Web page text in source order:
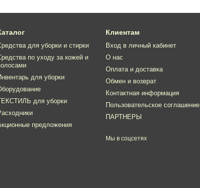
для уборки и стирки
по уходу за кожей и
для уборки
для уборки
предложения
Клиентам
Вход в личный кабинет
О нас
Оплата и доставка
Обмен и возврат
Контактная информация
Пользовательское соглашение
ПАРТНЕРЫ
Мы в соцсетях